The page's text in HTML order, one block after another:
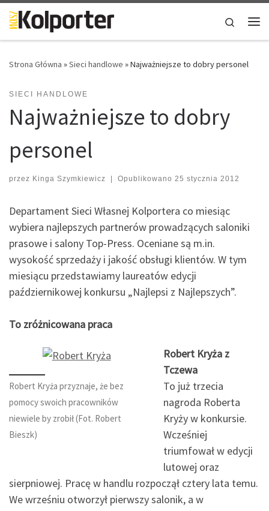
Skip to content
Search
Strona Główna »Sieci handlowe »Najważniejsze to dobry personel
SIECI HANDLOWE
Najważniejsze to dobry
personel
przez Kinga Szymkiewicz | Opublikowano 25 stycznia 2012
Departament Sieci Własnej Kolportera co miesiąc
wybiera najlepszych partnerów prowadzących saloniki
prasowe i salony Top-Press. Oceniane są m.in.
wysokość sprzedaży i jakość obsługi klientów. W tym
miesiącu przedstawiamy laureatów edycji
październikowej konkursu „Najlepsi z Najlepszych”.
To zróżnicowana praca
Robert Kryża przyznaje, że bez
pomocy swoich pracowników
niewiele by zrobił (Fot. Robert
Bieszk)
Robert Kryża z
Tczewa
To już trzecia
nagroda Roberta
Kryży w konkursie.
Wcześniej
triumfował w edycji
lutowej oraz
sierpniowej. Pracę w handlu rozpoczął cztery lata temu.
We wrześniu otworzył pierwszy salonik, a w